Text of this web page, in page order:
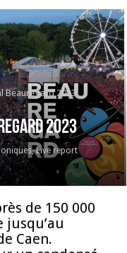
Beauregard 2023
2023
,Live report
de 150 000
Caen.